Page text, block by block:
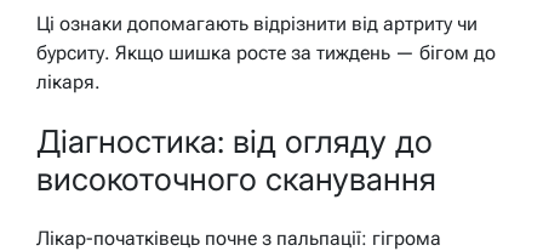
Ці ознаки допомагають відрізнити від артриту чи
бурситу. Якщо шишка росте за тиждень — бігом до
лікаря.
Діагностика: від огляду до
високоточного сканування
Лікар-початківець почне з пальпації: гігрома